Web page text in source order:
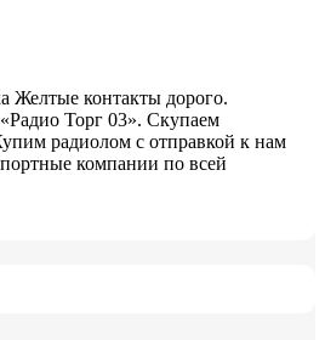
Желтые контакты дорого.
Торг 03». Скупаем
радиолом с отправкой к нам
компании по всей